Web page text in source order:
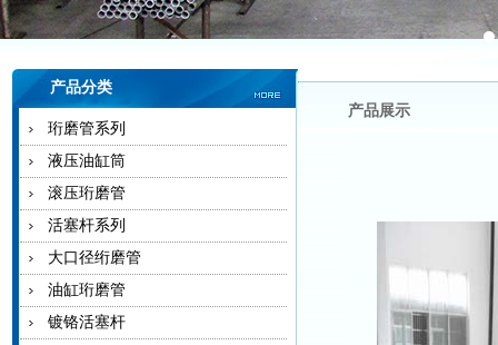
产品分类
珩磨管系列
液压油缸筒
滚压珩磨管
活塞杆系列
大口径绗磨管
油缸珩磨管
镀铬活塞杆
产品展示